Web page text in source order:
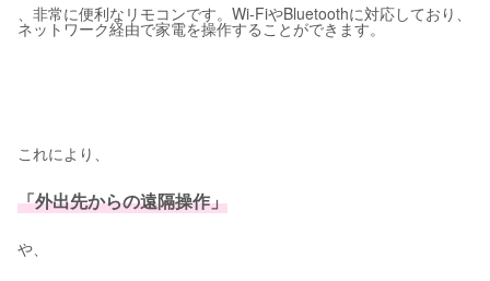
、非常に便利なリモコンです。Wi-FiやBluetoothに対応しており、
ネットワーク経由で家電を操作することができます。
これにより、
「外出先からの遠隔操作」
や、